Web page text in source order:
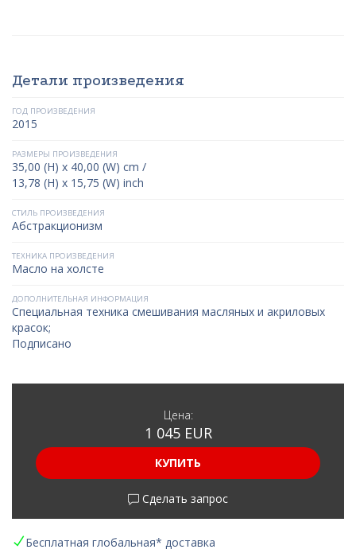
Детали произведения
ГОД ПРОИЗВЕДЕНИЯ
2015
РАЗМЕРЫ ПРОИЗВЕДЕНИЯ
35,00 (H) x 40,00 (W) cm /
13,78 (H) x 15,75 (W) inch
СТИЛЬ ПРОИЗВЕДЕНИЯ
Абстракционизм
ТЕХНИКА ПРОИЗВЕДЕНИЯ
Масло на холсте
ДОПОЛНИТЕЛЬНАЯ ИНФОРМАЦИЯ
Специальная техника смешивания масляных и акриловых
красок;
Подписано
Цена:
1 045 EUR
КУПИТЬ
Сделать запрос
Бесплатная глобальная* доставка